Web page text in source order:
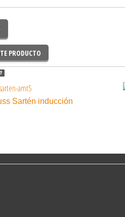
PRODUCTO
Sartén inducción